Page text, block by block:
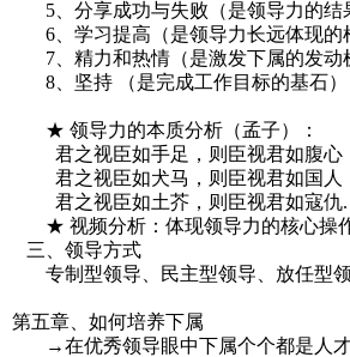
5、分享成功与失败（是领导力的结
6、学习提高（是领导力长远体现的
7、精力和热情（是激发下属的发动
8、坚持 （是完成工作目标的基石）
★ 领导力的本质分析（孟子）：
君之视臣如手足，则臣视君如腹心
君之视臣如犬马，则臣视君如国人
君之视臣如土芥，则臣视君如寇仇.
★ 视频分析：体现领导力的核心操
三、领导方式
专制型领导、民主型领导、放任型领
第五章、如何培养下属
→在优秀领导眼中下属个个都是人才